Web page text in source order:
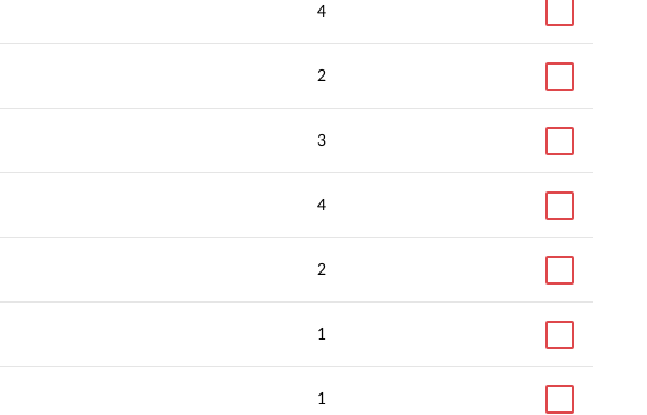
SEO-сопровождение
разработки и
4
2
3
4
2
1
1